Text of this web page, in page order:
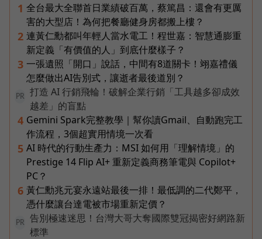
1 全台最大全聯首日業績破百萬，蔡篤昌：還會有更厲
害的大型店！為何把餐廳健身房都搬上樓？
2 連黃仁勳都叫年輕人當水電工！程世嘉：智慧通膨重
新定義「有價值的人」到底什麼樣子？
3 一張遺照「開口」說話，中間有8道關卡！翊嘉禮儀
怎麼做出AI告別式，讓逝者最後道別？
PR
打造 AI 行銷飛輪！破解企業行銷「工具越多卻成效
越差」的盲點
4 Gemini Spark完整教學｜幫你讀Gmail、自動跑完工
作流程，3個超實用情境一次看
5 AI 時代的行動生產力：MSI 如何用「理解情境」的
Prestige 14 Flip AI+ 重新定義商務筆電與 Copilot+
PC？
6 黃仁勳兆元宴永遠站最後一排！最低調的二代鄭平，
憑什麼讓台達電被市場重新定價？
PR
告別極速迷思！台灣大哥大奪國際雙冠揭密好網路新
標準